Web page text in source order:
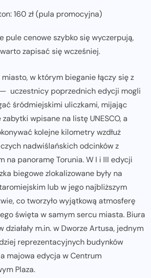
160 zł (pula promocyjna)
pule cenowe szybko się wyczerpują,
zapisać się wcześniej.
w którym bieganie łączy się z
uczestnicy poprzednich edycji mogli
śródmiejskimi uliczkami, mijając
wpisane na listę UNESCO, a
kolejne kilometry wzdłuż
nadwiślańskich odcinków z
na panoramę Torunia. W I i III edycji
biegowe zlokalizowane były na
lub w jego najbliższym
co tworzyło wyjątkową atmosferę
święta w samym sercu miasta. Biura
działały m.in. w Dworze Artusa, jednym
reprezentacyjnych budynków
majowa edycja w Centrum
Plaza.